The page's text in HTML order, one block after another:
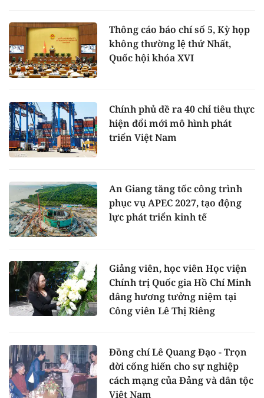
Thông cáo báo chí số 5, Kỳ họp
không thường lệ thứ Nhất,
Quốc hội khóa XVI
Chính phủ đề ra 40 chỉ tiêu thực
hiện đổi mới mô hình phát
triển Việt Nam
An Giang tăng tốc công trình
phục vụ APEC 2027, tạo động
lực phát triển kinh tế
Giảng viên, học viên Học viện
Chính trị Quốc gia Hồ Chí Minh
dâng hương tưởng niệm tại
Công viên Lê Thị Riêng
Đồng chí Lê Quang Đạo - Trọn
đời cống hiến cho sự nghiệp
cách mạng của Đảng và dân tộc
Việt Nam